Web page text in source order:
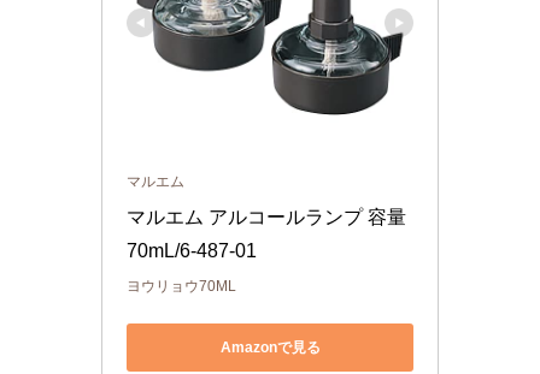
マルエム
マルエム アルコールランプ 容量
70mL/6-487-01
ヨウリョウ70ML
Amazonで見る